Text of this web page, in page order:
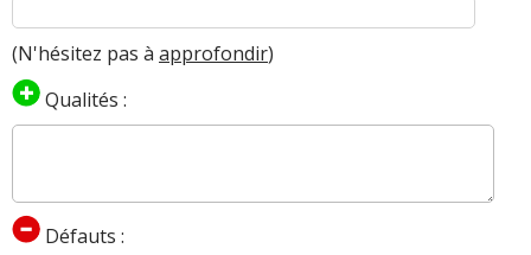
(N'hésitez pas à approfondir)
Qualités :
Défauts :